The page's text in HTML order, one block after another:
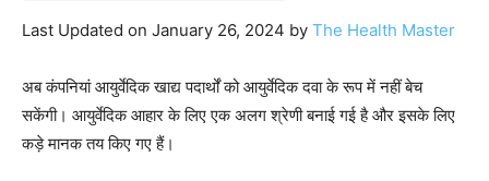
Last Updated on January 26, 2024 by The Health Master
अब कंपनियां आयुर्वेदिक खाद्य पदार्थों को आयुर्वेदिक दवा के रूप में नहीं बेच
सकेंगी। आयुर्वेदिक आहार के लिए एक अलग श्रेणी बनाई गई है और इसके लिए
कड़े मानक तय किए गए हैं।